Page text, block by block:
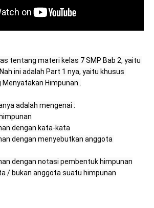
tentang materi kelas 7 SMP Bab 2, yaitu
ini adalah Part 1 nya, yaitu khusus
Himpunan..
dengan menyebutkan anggota
/ bukan anggota suatu himpunan